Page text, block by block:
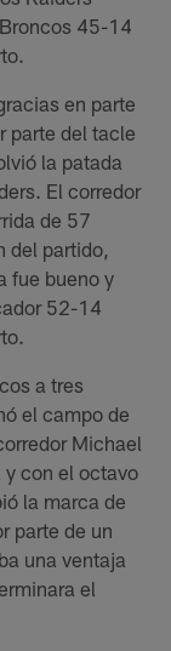
45-14
en parte
parte del tacle
la patada
El corredor
de 57
del partido,
fue bueno y
52-14
a tres
el campo de
Michael
y con el octavo
la marca de
parte de un
una ventaja
el